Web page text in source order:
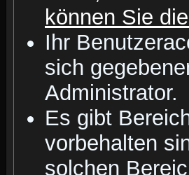
können Sie
Ihr
sich
Administrator.
Es gibt
vorbehalten
solchen